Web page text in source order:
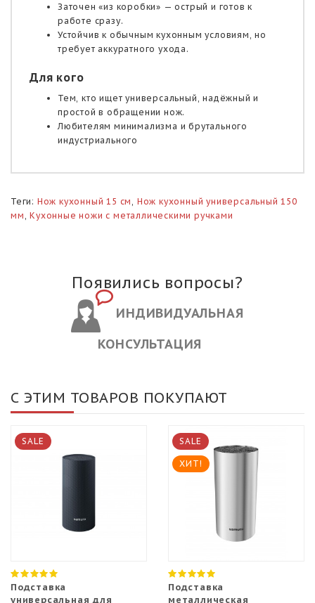
Заточен «из коробки» — острый и готов к
работе сразу.
Устойчив к обычным кухонным условиям, но
требует аккуратного ухода.
Для кого
Тем, кто ищет универсальный, надёжный и
простой в обращении нож.
Любителям минимализма и брутального
индустриального
Теги: Нож кухонный 15 см
Нож кухонный универсальный 150
мм ,Кухонные ножи с металлическими ручками
Появились вопросы?
ИНДИВИДУАЛЬНАЯ
КОНСУЛЬТАЦИЯ
С ЭТИМ ТОВАРОВ ПОКУПАЮТ
SALE
Подставка
универсальная для
SALE
ХИТ!
Подставка
металлическая